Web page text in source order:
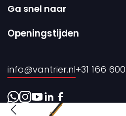
Ga snel naar
Home
Verhuur
Over ons
Contact
Openingstijden
info@vantrier.nl+31 166